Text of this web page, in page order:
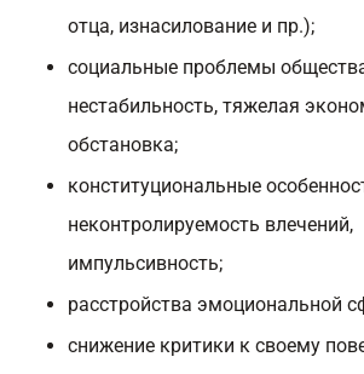
отца, изнасилование и пр.);
социальные проблемы
нестабильность, тяжелая
обстановка;
конституциональные
неконтролируемость влечений,
импульсивность;
расстройства эмоциональной
снижение критики к своему